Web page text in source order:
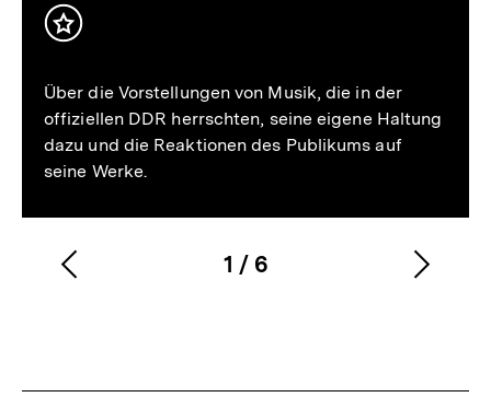
Inhalt
Über die Vorstellungen von Musik, die in der
offiziellen DDR herrschten, seine eigene Haltung
dazu und die Reaktionen des Publikums auf
seine Werke.
Karussellinhalt
1
von
/ 6
Vorherigen